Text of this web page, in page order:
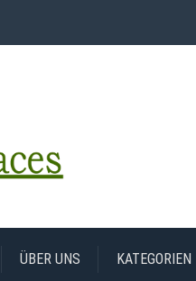
ÜBER UNS KATEGORIEN